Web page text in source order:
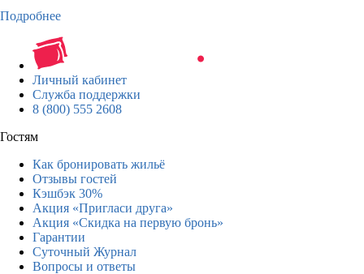
Подробнее
Личный кабинет
Служба поддержки
8 (800) 555 2608
Гостям
Как бронировать жильё
Отзывы гостей
Кэшбэк 30%
Акция «Пригласи друга»
Акция «Скидка на первую бронь»
Гарантии
Суточный Журнал
Вопросы и ответы